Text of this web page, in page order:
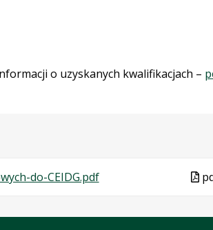
o uzyskanych kwalifikacjach –
do-CEIDG.pdf...